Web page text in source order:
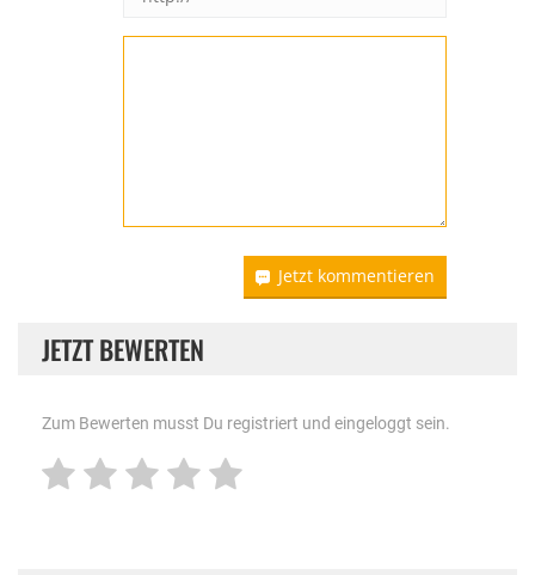
Jetzt kommentieren
JETZT BEWERTEN
Zum Bewerten musst Du registriert und eingeloggt sein.